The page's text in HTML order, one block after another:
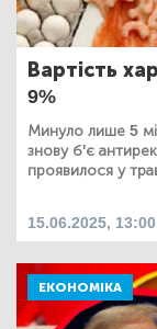
Вартість
9%
Минуло лише 5
знову б'є
проявилося у
15.06.2025, 13:00
ЕКОНОМІКА